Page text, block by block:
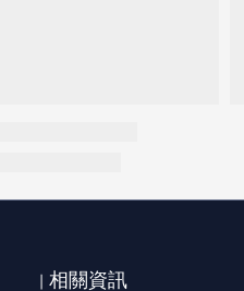
| 相關資訊